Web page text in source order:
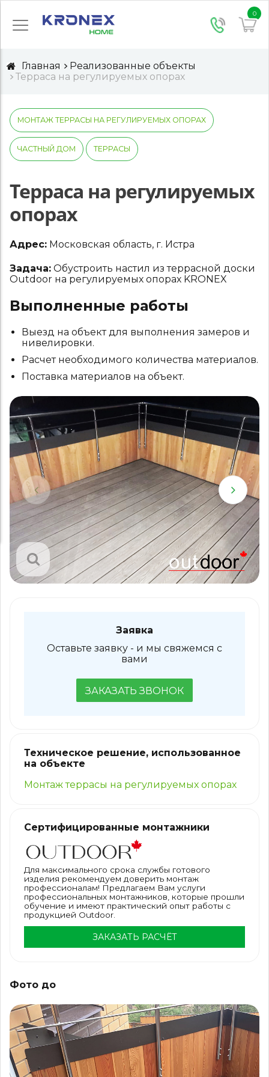
0
Главная
Реализованные объекты
Терраса на регулируемых опорах
МОНТАЖ ТЕРРАСЫ НА РЕГУЛИРУЕМЫХ ОПОРАХ
ЧАСТНЫЙ ДОМ ТЕРРАСЫ
Терраса на регулируемых
опорах
Адрес: Московская область, г. Истра
Задача: Обустроить настил из террасной доски
Outdoor на регулируемых опорах KRONEX
Выполненные работы
Выезд на объект для выполнения замеров и
нивелировки.
Расчет необходимого количества материалов.
Поставка материалов на объект.
Заявка
Оставьте заявку - и мы свяжемся с
вами
ЗАКАЗАТЬ ЗВОНОК
Техническое решение, использованное
на объекте
Монтаж террасы на регулируемых опорах
Сертифицированные монтажники
Для максимального срока службы готового
изделия рекомендуем доверить монтаж
профессионалам! Предлагаем Вам услуги
профессиональных монтажников, которые прошли
обучение и имеют практический опыт работы с
продукцией Outdoor.
ЗАКАЗАТЬ РАСЧЁТ
Фото до